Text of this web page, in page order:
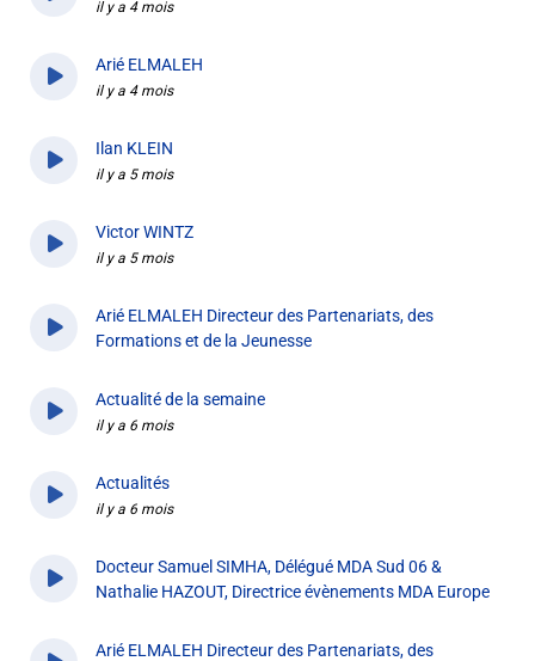
Nice 24
CCAS NICE
Ma Région Sud
il y a 4 mois
Arié ELMALEH
il y a 4 mois
Ilan KLEIN
il y a 5 mois
Victor WINTZ
il y a 5 mois
Arié ELMALEH Directeur des Partenariats, des
Formations et de la Jeunesse
Actualité de la semaine
il y a 6 mois
Actualités
il y a 6 mois
Docteur Samuel SIMHA, Délégué MDA Sud 06 &
Nathalie HAZOUT, Directrice évènements MDA Europe
Arié ELMALEH Directeur des Partenariats, des